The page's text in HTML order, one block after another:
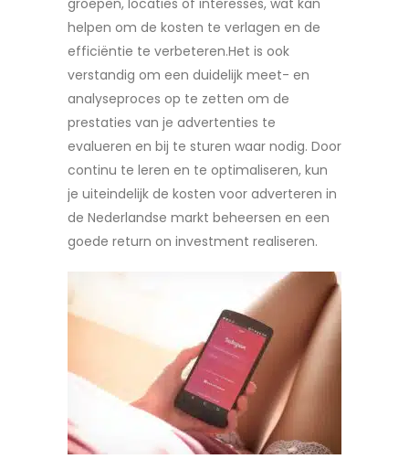
helpen om de kosten te verlagen en de
efficiëntie te verbeteren.Het is ook
verstandig om een duidelijk meet- en
analyseproces op te zetten om de
prestaties van je advertenties te
evalueren en bij te sturen waar nodig. Door
continu te leren en te optimaliseren, kun
je uiteindelijk de kosten voor adverteren in
de Nederlandse markt beheersen en een
goede return on investment realiseren.